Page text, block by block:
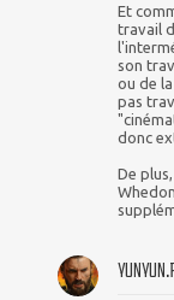
Et
travail
son
ou de
pas
donc
De